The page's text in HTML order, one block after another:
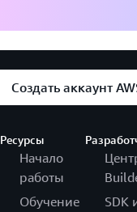
Создать аккаунт
Ресурсы
Начало
работы
Обучение
SDK